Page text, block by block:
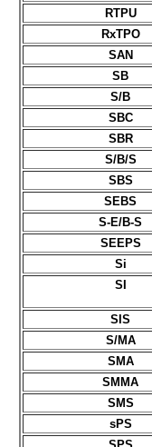
RTPU
RxTPO
SAN
SB
S/B
SBC
SBR
S/B/S
SBS
SEBS
S-E/B-S
SEEPS
Si
SI
SIS
S/MA
SMA
SMMA
SMS
sPS